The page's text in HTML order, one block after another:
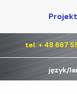
tel. + 48 667
język/